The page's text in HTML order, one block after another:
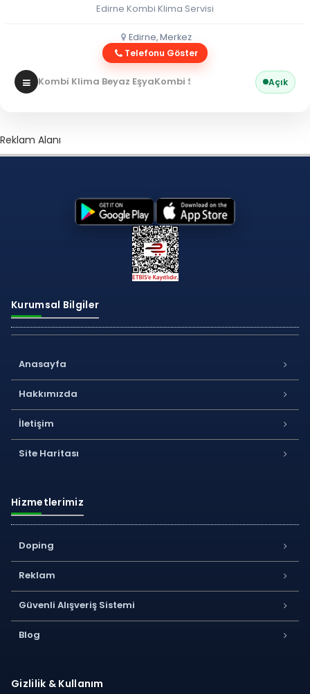
Edirne Kombi Klima Servisi
Edirne, Merkez
Telefonu Göster
Kombi Klima Beyaz EşyaKombi Servisi Açık
Reklam Alanı
Kurumsal Bilgiler
Anasayfa
Hakkımızda
İletişim
Site Haritası
Hizmetlerimiz
Doping
Reklam
Güvenli Alışveriş Sistemi
Blog
Gizlilik & Kullanım